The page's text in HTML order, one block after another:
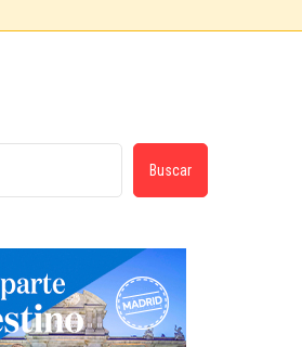
Buscar